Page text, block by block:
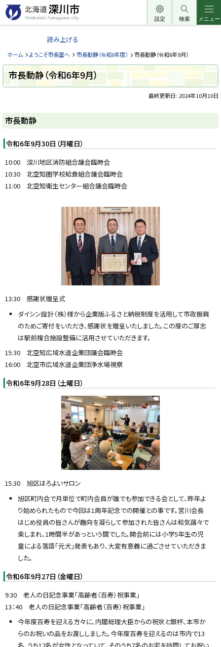
本
文
へ
ュ
へ
北
道
深
川
市
k
a
i
d
o
F
k
a
g
a
設定 検索 メニュー
読み上げる
ホーム ようこそ市長室へ 市長動静（令和6年度） 市長動静（令和6年9月）
市長動静（令和6年9月）
最終更新日: 2024年10月10日
ー
ジ
目
次
市
動
静
市長動静
令和6年9月30日（月曜日）
10:00 深川地区消防組合議会臨時会
10:30 北空知圏学校給食組合議会臨時会
11:00 北空知衛生センター組合議会臨時会
13:30 感謝状贈呈式
ダイシン設計（株）様から企業版ふるさと納税制度を活用して市政振興
のためご寄付をいただき、感謝状を贈呈いたしました。この度のご厚志
は駅前複合施設整備に活用させていただきます。
15:30 北空知広域水道企業団議会臨時会
16:00 北空市広域水道企業団浄水場視察
令和6年9月28日（土曜日）
15:30 旭区ほろよいサロン
旭区町内会で月単位で町内会員が誰でも参加できる会として、昨年よ
り始められたもので今回は1周年記念での開催との事です。宮川会長
はじめ役員の皆さんが趣向を凝らして参加された皆さんは和気藹々で
楽しまれ、1時間半があっという間でした。開会前には小学5年生の児
童による落語「元犬」発表もあり、大変有意義に過ごさせていただきま
した。
令和6年9月27日（金曜日）
9:30 老人の日記念事業「高齢者（百寿）祝事業」
13：40 老人の日記念事業「高齢者（百寿）祝事業」
今年度百寿を迎える方々に、内閣総理大臣からの祝状と銀杯、本市か
らのお祝いの品をお渡ししました。今年度百寿を迎えるのは市内で13